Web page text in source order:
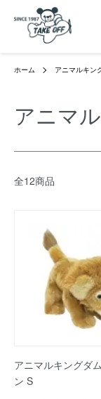
ホーム アニマルキン
アニマ
全12商品
アニマルキングダ
ン S